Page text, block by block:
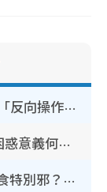
WhatsApp預設貼圖點刪？揭1招「反向操作」還原簡潔介面 附3步實測教學
香港山邊鐵閘邊門大開？內地客困惑意義何在！網民神回覆：呢種叫法理性防禦
鬼門開2026｜農曆七月撞正日全食特別邪？專家警告切忌做一事！揭4大禁忌+2招保平安